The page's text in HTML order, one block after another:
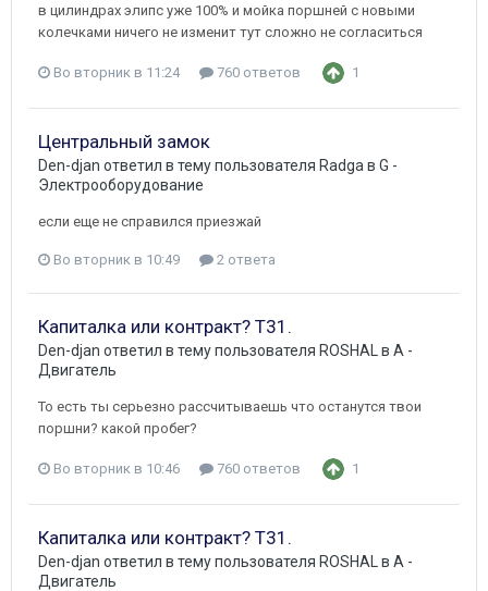
в цилиндрах элипс уже 100% и мойка поршней с новыми
колечками ничего не изменит тут сложно не согласиться
Во вторник в 11:24 760 ответов 1
Центральный замок
Den-djan ответил в тему пользователя Radga в G -
Электрооборудование
если еще не справился приезжай
Во вторник в 10:49 2 ответа
Капиталка или контракт? Т31.
Den-djan ответил в тему пользователя ROSHAL в A -
Двигатель
То есть ты серьезно рассчитываешь что останутся твои
поршни? какой пробег?
Во вторник в 10:46 760 ответов 1
Капиталка или контракт? Т31.
Den-djan ответил в тему пользователя ROSHAL в A -
Двигатель